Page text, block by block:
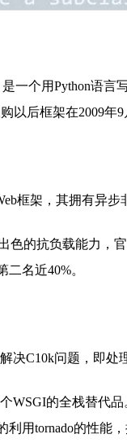
一个用Python语言
购以后框架在2009
框架，其拥有异步
的抗负载能力，官
名近40%。
C10k问题，即处
的全栈替代品
用tornado的性能